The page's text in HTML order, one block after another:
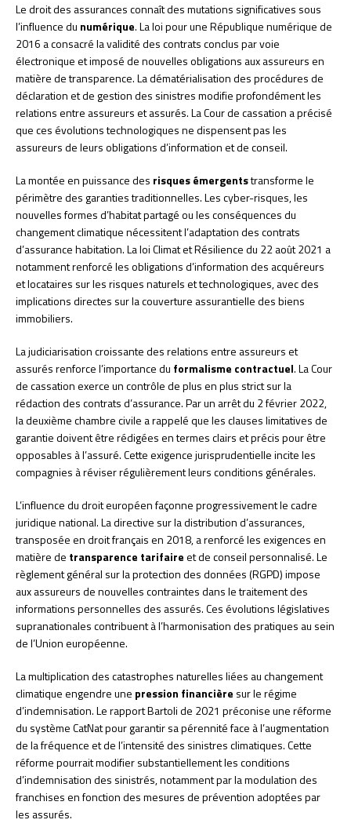
Le droit des assurances connaît des mutations significatives sous
l’influence du numérique. La loi pour une République numérique de
2016 a consacré la validité des contrats conclus par voie
électronique et imposé de nouvelles obligations aux assureurs en
matière de transparence. La dématérialisation des procédures de
déclaration et de gestion des sinistres modifie profondément les
relations entre assureurs et assurés. La Cour de cassation a précisé
que ces évolutions technologiques ne dispensent pas les
assureurs de leurs obligations d’information et de conseil.
La montée en puissance des risques émergentstransforme le
périmètre des garanties traditionnelles. Les cyber-risques, les
nouvelles formes d’habitat partagé ou les conséquences du
changement climatique nécessitent l’adaptation des contrats
d’assurance habitation. La loi Climat et Résilience du 22 août 2021 a
notamment renforcé les obligations d’information des acquéreurs
et locataires sur les risques naturels et technologiques, avec des
implications directes sur la couverture assurantielle des biens
immobiliers.
La judiciarisation croissante des relations entre assureurs et
assurés renforce l’importance du formalisme contractuel. La Cour
de cassation exerce un contrôle de plus en plus strict sur la
rédaction des contrats d’assurance. Par un arrêt du 2 février 2022,
la deuxième chambre civile a rappelé que les clauses limitatives de
garantie doivent être rédigées en termes clairs et précis pour être
opposables à l’assuré. Cette exigence jurisprudentielle incite les
compagnies à réviser régulièrement leurs conditions générales.
L’influence du droit européen façonne progressivement le cadre
juridique national. La directive sur la distribution d’assurances,
transposée en droit français en 2018, a renforcé les exigences en
matière de transparence tarifaireet de conseil personnalisé. Le
règlement général sur la protection des données (RGPD) impose
aux assureurs de nouvelles contraintes dans le traitement des
informations personnelles des assurés. Ces évolutions législatives
supranationales contribuent à l’harmonisation des pratiques au sein
de l’Union européenne.
La multiplication des catastrophes naturelles liées au changement
climatique engendre une pression financière sur le régime
d’indemnisation. Le rapport Bartoli de 2021 préconise une réforme
du système CatNat pour garantir sa pérennité face à l’augmentation
de la fréquence et de l’intensité des sinistres climatiques. Cette
réforme pourrait modifier substantiellement les conditions
d’indemnisation des sinistrés, notamment par la modulation des
franchises en fonction des mesures de prévention adoptées par
les assurés.